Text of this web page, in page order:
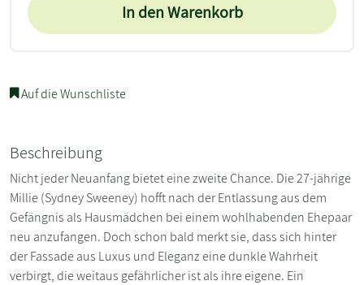
In den Warenkorb
Auf die Wunschliste
Beschreibung
Nicht jeder Neuanfang bietet eine zweite Chance. Die 27-jährige
Millie (Sydney Sweeney) hofft nach der Entlassung aus dem
Gefängnis als Hausmädchen bei einem wohlhabenden Ehepaar
neu anzufangen. Doch schon bald merkt sie, dass sich hinter
der Fassade aus Luxus und Eleganz eine dunkle Wahrheit
verbirgt, die weitaus gefährlicher ist als ihre eigene. Ein